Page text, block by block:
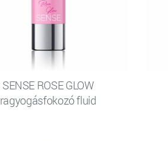
SENSE ROSE GLOW
ragyogásfokozó fluid